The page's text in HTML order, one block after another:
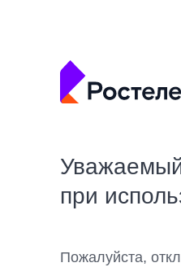
при
Пожалуйста,